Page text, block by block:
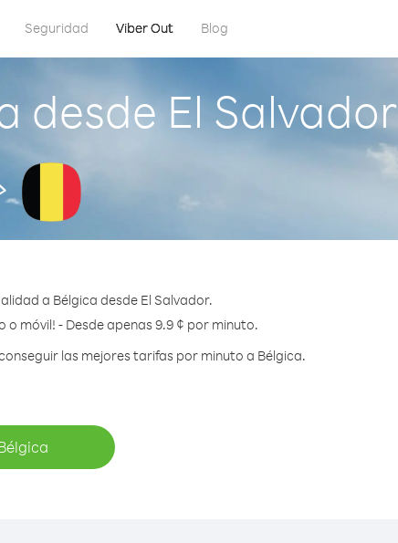
Seguridad Viber Out Blog
desde El Salvador
a Bélgica desde El Salvador.
o móvil! - Desde apenas 9.9 ¢ por minuto.
las mejores tarifas por minuto a Bélgica.